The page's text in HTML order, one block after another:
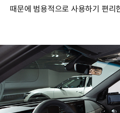
때문에 범용적으로 사용하기 편리